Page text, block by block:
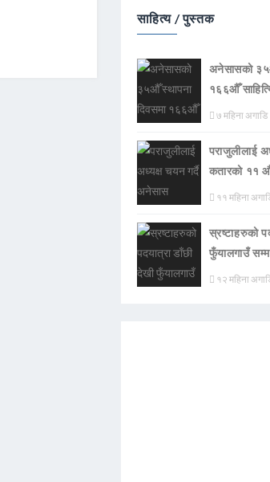
साहित्य / पुस्तक
अनेसासको
१६६औँ
७ महिना अगाडि
पराजुलीलाई
कतारको ११
११ महिना
स्रष्टाहरुको
फुँयालगाउँ सम्म
१२ महिना